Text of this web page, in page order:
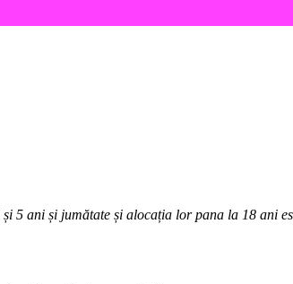
5 ani și jumătate și alocația lor pana la 18 ani